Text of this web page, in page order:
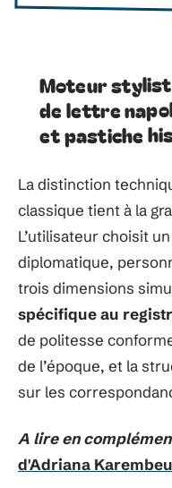
Moteur
de lettre
et pastiche
La distinction
classique tient à la
L’utilisateur choisit
diplomatique,
trois dimensions
spécifique au
de politesse
de l’époque, et la
sur les
A lire en
d'Adriana